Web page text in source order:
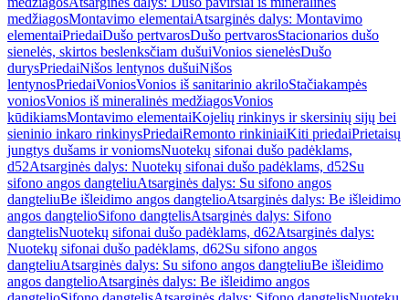
medžiagosMontavimo elementaiAtsarginės dalys: Montavimo
elementaiPriedaiDušo pertvarosDušo pertvarosStacionarios dušo
sienelės, skirtos beslenksčiam dušuiVonios sienelėsDušo
durysPriedaiNišos lentynos dušuiNišos
lentynosPriedaiVoniosVonios iš sanitarinio akriloStačiakampės
voniosVonios iš mineralinės medžiagosVonios
kūdikiamsMontavimo elementaiKojelių rinkinys ir skersinių sijų bei
sieninio inkaro rinkinysPriedaiRemonto rinkiniaiKiti priedaiPrietaisų
jungtys dušams ir voniomsNuotekų sifonai dušo padėklams,
d52Atsarginės dalys: Nuotekų sifonai dušo padėklams, d52Su
sifono angos dangteliuAtsarginės dalys: Su sifono angos
dangteliuBe išleidimo angos dangtelioAtsarginės dalys: Be išleidimo
angos dangtelioSifono dangtelisAtsarginės dalys: Sifono
dangtelisNuotekų sifonai dušo padėklams, d62Atsarginės dalys:
Nuotekų sifonai dušo padėklams, d62Su sifono angos
dangteliuAtsarginės dalys: Su sifono angos dangteliuBe išleidimo
angos dangtelioAtsarginės dalys: Be išleidimo angos